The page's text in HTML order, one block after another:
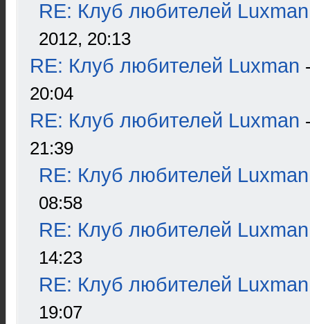
RE: Клуб любителей Luxman
2012, 20:13
RE: Клуб любителей Luxman
20:04
RE: Клуб любителей Luxman
21:39
RE: Клуб любителей Luxman
08:58
RE: Клуб любителей Luxman
14:23
RE: Клуб любителей Luxman
19:07